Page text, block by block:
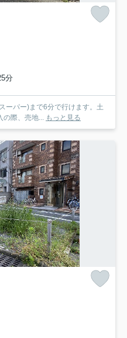
分
ーパー)まで6分で行けます。土
の際、売地... もっと見る